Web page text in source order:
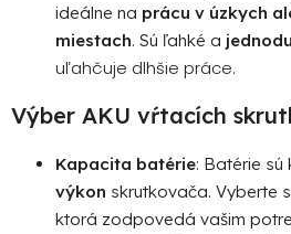
ideálne na prácu v úzkych
miestach. Sú ľahké a
uľahčuje dlhšie práce.
Výber AKU vŕtacích
Kapacita batérie: Batérie sú
výkon skrutkovača. Vyberte
ktorá zodpovedá vašim